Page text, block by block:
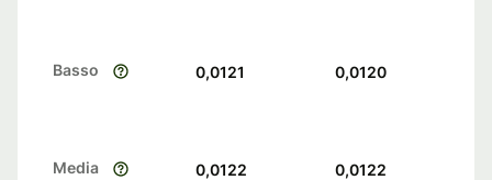
Basso 0,0121 0,0120
Media 0,0122 0,0122